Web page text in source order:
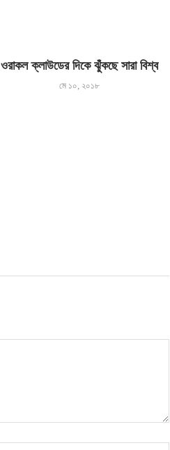
ওরাকল ক্লাউডের দিকে ঝুঁকছে সারা বিশ্ব
মে ১০, ২০১৮